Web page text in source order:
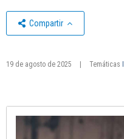
Compartir
19 de agosto de 2025 Temáticas